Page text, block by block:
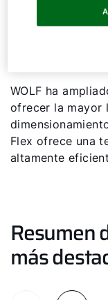
Probar el
Inicio de
WOLF ha
ofrecer la mayor
Flex ofrece una
altamente
Resumen
más